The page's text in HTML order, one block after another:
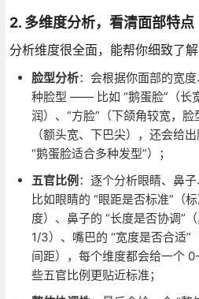
2. 多维度分析，看清面部特点
分析维度很全面，能帮你细致了解
脸型分析：会根据你面部的宽
种脸型 —— 比如 “鹅蛋脸”（长
润）、“方脸”（下颌角较宽，
（额头宽、下巴尖），还会给
“鹅蛋脸适合多种发型”）；
五官比例 ：逐个分析眼睛、鼻
比如眼睛的 “眼距是否标准”（
度）、鼻子的 “长度是否协调”
1/3）、嘴巴的 “宽度是否合适”
间距），每个维度都会给一个
些五官比例更贴近标准；